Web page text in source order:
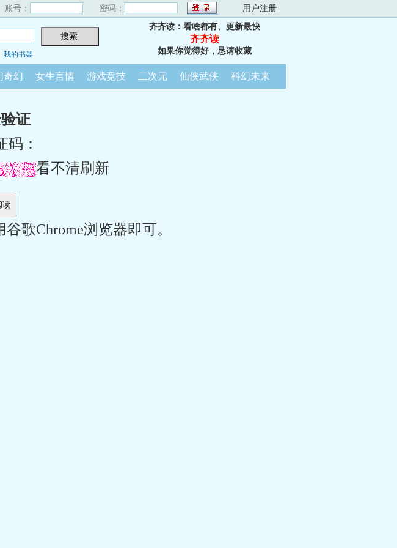
账号： 密码： 用户注册
我的书架
齐齐读：看啥都有、更新最快
齐齐读
如果你觉得好，恳请收藏
奇幻 女生言情 游戏竞技 二次元 仙侠武侠 科幻未来
证
码：
看不清刷新
歌Chrome浏览器即可。